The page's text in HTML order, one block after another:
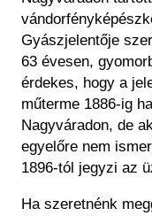
Gyászjelentője
63 évesen,
érdekes, hogy a
műterme 1886-ig
Nagyváradon, de
egyelőre nem
1896-tól jegyzi az
Ha szeretnénk